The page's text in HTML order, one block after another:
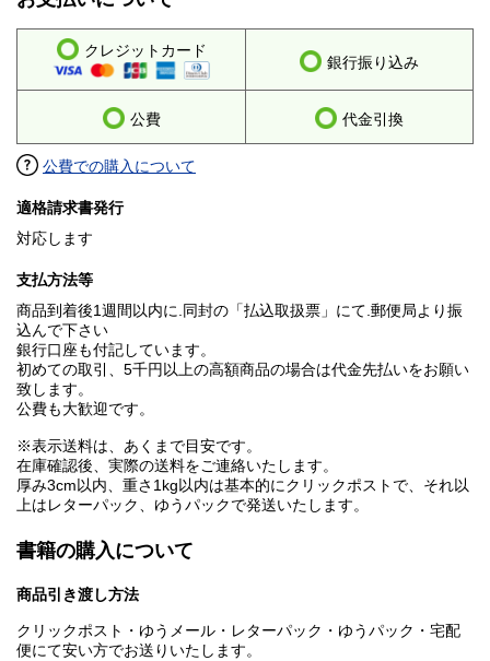
クレジットカード
銀行振り込み
公費 代金引換
公費での購入について
適格請求書発行
対応します
支払方法等
商品到着後1週間以内に.同封の「払込取扱票」にて.郵便局より振
込んで下さい
銀行口座も付記しています。
初めての取引、5千円以上の高額商品の場合は代金先払いをお願い
致します。
公費も大歓迎です。
※表示送料は、あくまで目安です。
在庫確認後、実際の送料をご連絡いたします。
厚み3cm以内、重さ1kg以内は基本的にクリックポストで、それ以
上はレターパック、ゆうパックで発送いたします。
書籍の購入について
商品引き渡し方法
クリックポスト・ゆうメール・レターパック・ゆうパック・宅配
便にて安い方でお送りいたします。